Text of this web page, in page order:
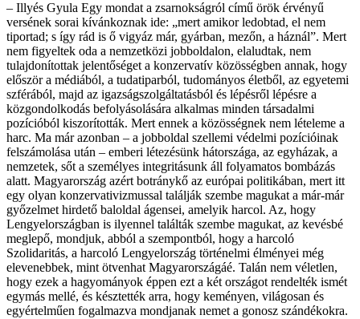
– Illyés Gyula Egy mondat a zsarnokságról című örök érvényű
versének sorai kívánkoznak ide: „mert amikor ledobtad, el nem
tipor­tad; s így rád is ő vigyáz már, gyárban, mezőn, a háznál”. Mert
nem figyeltek oda a nemzetközi jobboldalon, elaludtak, nem
tulajdonítottak jelentőséget a konzervatív közösségben annak, hogy
először a médiából, a tudatiparból, tudományos életből, az egyetemi
szférából, majd az igazságszolgáltatásból és lépésről lépésre a
közgondolkodás befolyásolására alkalmas minden társadalmi
pozícióból kiszorították. Mert ennek a közösségnek nem lételeme a
harc. Ma már azonban – a jobboldal szellemi védelmi pozícióinak
felszámolása után – emberi létezésünk hátországa, az egyházak, a
nemzetek, sőt a személyes integritásunk áll folyamatos bombázás
alatt. Magyarország azért botránykő az európai politikában, mert itt
egy olyan konzervativizmussal találják szembe magukat a már-már
győzelmet hirdető baloldal ágensei, amelyik harcol. Az, hogy
Lengyelországban is ilyennel találták szembe magukat, az kevésbé
meglepő, mondjuk, abból a szempontból, hogy a harcoló
Szolidaritás, a harcoló Lengyelország történelmi élményei még
elevenebbek, mint ötvenhat Magyarországáé. Talán nem véletlen,
hogy ezek a hagyományok éppen ezt a két országot rendelték ismét
egymás mellé, és késztették arra, hogy keményen, világosan és
egyértelműen fogalmazva mondjanak nemet a gonosz szándékokra.